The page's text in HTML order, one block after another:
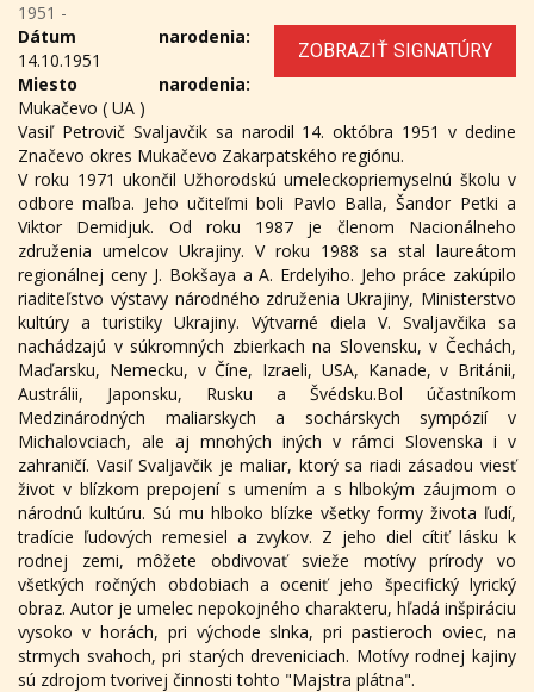
1951 -
ZOBRAZIŤ SIGNATÚRY
Dátum narodenia:
14.10.1951
Miesto narodenia:
Mukačevo ( UA )
Vasiľ Petrovič Svaljavčik sa narodil 14. októbra 1951 v dedine
Značevo okres Mukačevo Zakarpatského regiónu.
V roku 1971 ukončil Užhorodskú umeleckopriemyselnú školu v
odbore maľba. Jeho učiteľmi boli Pavlo Balla, Šandor Petki a
Viktor Demidjuk. Od roku 1987 je členom Nacionálneho
združenia umelcov Ukrajiny. V roku 1988 sa stal laureátom
regionálnej ceny J. Bokšaya a A. Erdelyiho. Jeho práce zakúpilo
riaditeľstvo výstavy národného združenia Ukrajiny, Ministerstvo
kultúry a turistiky Ukrajiny. Výtvarné diela V. Svaljavčika sa
nachádzajú v súkromných zbierkach na Slovensku, v Čechách,
Maďarsku, Nemecku, v Číne, Izraeli, USA, Kanade, v Británii,
Austrálii, Japonsku, Rusku a Švédsku.Bol účastníkom
Medzinárodných maliarskych a sochárskych sympózií v
Michalovciach, ale aj mnohých iných v rámci Slovenska i v
zahraničí. Vasiľ Svaljavčik je maliar, ktorý sa riadi zásadou viesť
život v blízkom prepojení s umením a s hlbokým záujmom o
národnú kultúru. Sú mu hlboko blízke všetky formy života ľudí,
tradície ľudových remesiel a zvykov. Z jeho diel cítiť lásku k
rodnej zemi, môžete obdivovať svieže motívy prírody vo
všetkých ročných obdobiach a oceniť jeho špecifický lyrický
obraz. Autor je umelec nepokojného charakteru, hľadá inšpiráciu
vysoko v horách, pri východe slnka, pri pastieroch oviec, na
strmych svahoch, pri starých dreveniciach. Motívy rodnej kajiny
sú zdrojom tvorivej činnosti tohto "Majstra plátna".